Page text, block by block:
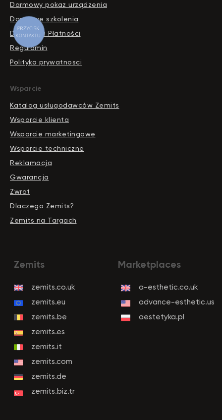
Darmowy pokaz urządzenia
Darmowe szkolenia
Dostawa i Płatności
Regulamin
Polityka prywatnosci
Wsparcie
Katalog usługodawców Zemits
Wsparcie klienta
Wsparcie marketingowe
Wsparcie techniczne
Reklamacja
Gwarancja
Zwrot
Dlaczego Zemits?
Zemits na Targach